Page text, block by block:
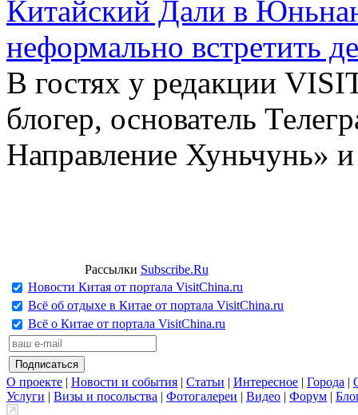
Китайский Дали в
неформально встретить
В гостях у редакции
блогер, основатель
Направление Хуньчунь»
Рассылки Subscribe.Ru
Новости Китая от портала VisitChina.ru
Всё об отдыхе в Китае от портала VisitChina.ru
Всё о Китае от портала VisitChina.ru
О проекте | Новости и события | Статьи | Интересное | Города |
Услуги | Визы и посольства | Фотогалереи | Видео | Форум |